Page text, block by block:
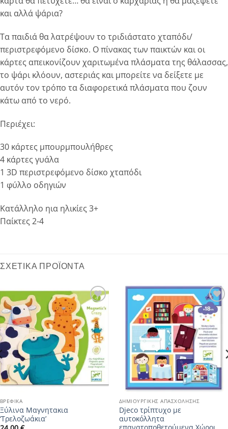
και αλλά ψάρια?
Τα παιδιά θα λατρέψουν το τριδιάστατο χταπόδι/
περιστρεφόμενο δίσκο. O πίνακας των παικτών και οι
κάρτες απεικονίζουν χαριτωμένα πλάσματα της θάλασσας,
το ψάρι κλόουν, αστεριάς και μπορείτε να δείξετε με
αυτόν τον τρόπο τα διαφορετικά πλάσματα που ζουν
κάτω από το νερό.
Περιέχει:
30 κάρτες μπουρμπουλήθρες
4 κάρτες γυάλα
1 3D περιστρεφόμενο δίσκο χταπόδι
1 φύλλο οδηγιών
Κατάλληλο ηια ηλικίες 3+
Παίκτες 2-4
ΣΧΕΤΙΚΆ ΠΡΟΪΌΝΤΑ
Add to
wishlist
ΒΡΕΦΙΚΆ
Ξύλινα Μαγνητακια
‘Τρελοζωάκια’
Add to
wishlist
ΔΗΜΙΟΥΡΓΙΚΉΣ ΑΠΑΣΧΌΛΗΣΗΣ
Djeco τρίπτυχο με
αυτοκόλλητα